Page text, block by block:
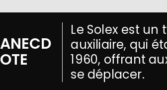
ANECD
OTE
Le Solex est
auxiliaire, qui
1960, offrant
se déplacer.